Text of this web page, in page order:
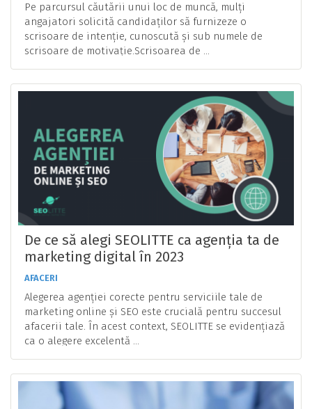
Pe parcursul căutării unui loc de muncă, mulți
angajatori solicită candidaților să furnizeze o
scrisoare de intenție, cunoscută și sub numele de
scrisoare de motivație.Scrisoarea de ...
De ce să alegi SEOLITTE ca agenția ta de
marketing digital în 2023
AFACERI
Alegerea agenției corecte pentru serviciile tale de
marketing online și SEO este crucială pentru succesul
afacerii tale. În acest context, SEOLITTE se evidențiază
ca o alegere excelentă ...